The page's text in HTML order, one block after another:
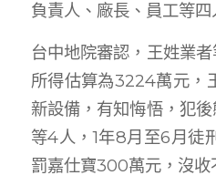
負責人、廠長、員工等四
台中地院審認，王姓業
所得估算為3224萬元，
新設備，有知悔悟，犯
等4人，1年8月至6月徒
罰嘉仕寶300萬元，沒收